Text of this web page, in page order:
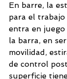
En barre, la
para el trabajo
entra en juego
la barra, en
movilidad,
de control
superficie